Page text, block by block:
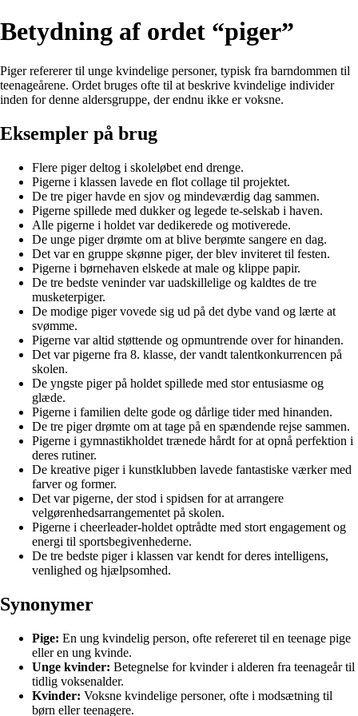
Betydning af ordet “piger”
Piger refererer til unge kvindelige personer, typisk fra barndommen til
teenageårene. Ordet bruges ofte til at beskrive kvindelige individer
inden for denne aldersgruppe, der endnu ikke er voksne.
Eksempler på brug
Flere piger deltog i skoleløbet end drenge.
Pigerne i klassen lavede en flot collage til projektet.
De tre piger havde en sjov og mindeværdig dag sammen.
Pigerne spillede med dukker og legede te-selskab i haven.
Alle pigerne i holdet var dedikerede og motiverede.
De unge piger drømte om at blive berømte sangere en dag.
Det var en gruppe skønne piger, der blev inviteret til festen.
Pigerne i børnehaven elskede at male og klippe papir.
De tre bedste veninder var uadskillelige og kaldtes de tre
musketerpiger.
De modige piger vovede sig ud på det dybe vand og lærte at
svømme.
Pigerne var altid støttende og opmuntrende over for hinanden.
Det var pigerne fra 8. klasse, der vandt talentkonkurrencen på
skolen.
De yngste piger på holdet spillede med stor entusiasme og
glæde.
Pigerne i familien delte gode og dårlige tider med hinanden.
De tre piger drømte om at tage på en spændende rejse sammen.
Pigerne i gymnastikholdet trænede hårdt for at opnå perfektion i
deres rutiner.
De kreative piger i kunstklubben lavede fantastiske værker med
farver og former.
Det var pigerne, der stod i spidsen for at arrangere
velgørenhedsarrangementet på skolen.
Pigerne i cheerleader-holdet optrådte med stort engagement og
energi til sportsbegivenhederne.
De tre bedste piger i klassen var kendt for deres intelligens,
venlighed og hjælpsomhed.
Synonymer
Pige: En ung kvindelig person, ofte refereret til en teenage pige
eller en ung kvinde.
Unge kvinder: Betegnelse for kvinder i alderen fra teenageår til
tidlig voksenalder.
Kvinder: Voksne kvindelige personer, ofte i modsætning til
børn eller teenagere.